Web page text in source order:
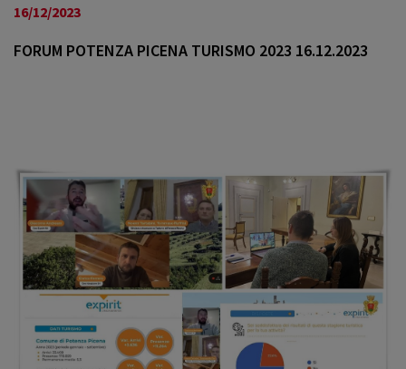
v
n
16/12/2023
FORUM POTENZA PICENA TURISMO 2023 16.12.2023